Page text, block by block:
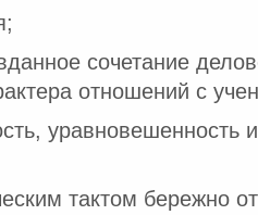
сочетание
отношений с
уравновешенность
тактом бережно